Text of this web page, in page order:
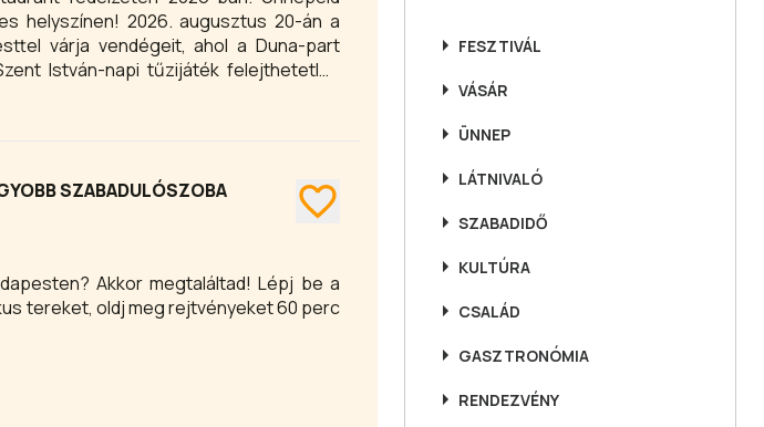
helyszínen! 2026. augusztus 20-án a
várja vendégeit, ahol a Duna-part
István-napi tűzijáték felejthetetlen
SZABADULÓSZOBA
Akkor megtaláltad! Lépj be a
tereket, oldj meg rejtvényeket 60 perc
FESZTIVÁL
VÁSÁR
ÜNNEP
LÁTNIVALÓ
SZABADIDŐ
KULTÚRA
CSALÁD
GASZTRONÓMIA
RENDEZVÉNY